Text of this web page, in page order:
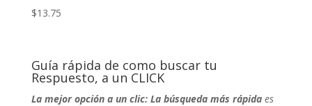
$13.75
Guía rápida de como buscar tu
Respuesto, a un CLICK
La mejor opción a un clic: La búsqueda más rápida es